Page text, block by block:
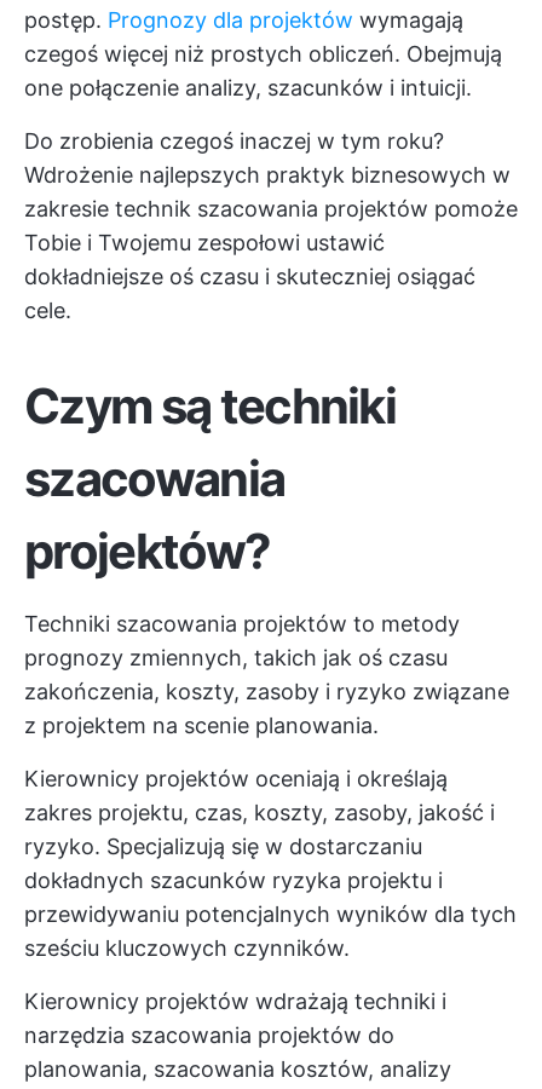
postęp. Prognozy dla projektów wymagają
czegoś więcej niż prostych obliczeń. Obejmują
one połączenie analizy, szacunków i intuicji.
Do zrobienia czegoś inaczej w tym roku?
Wdrożenie najlepszych praktyk biznesowych w
zakresie technik szacowania projektów pomoże
Tobie i Twojemu zespołowi ustawić
dokładniejsze oś czasu i skuteczniej osiągać
cele.
Czym są techniki
szacowania
projektów?
Techniki szacowania projektów to metody
prognozy zmiennych, takich jak oś czasu
zakończenia, koszty, zasoby i ryzyko związane
z projektem na scenie planowania.
Kierownicy projektów oceniają i określają
zakres projektu, czas, koszty, zasoby, jakość i
ryzyko. Specjalizują się w dostarczaniu
dokładnych szacunków ryzyka projektu i
przewidywaniu potencjalnych wyników dla tych
sześciu kluczowych czynników.
Kierownicy projektów wdrażają techniki i
narzędzia szacowania projektów do
planowania, szacowania kosztów, analizy